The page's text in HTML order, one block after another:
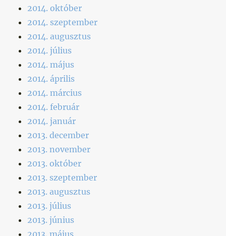
2014. október
2014. szeptember
2014. augusztus
2014. július
2014. május
2014. április
2014. március
2014. február
2014. január
2013. december
2013. november
2013. október
2013. szeptember
2013. augusztus
2013. július
2013. június